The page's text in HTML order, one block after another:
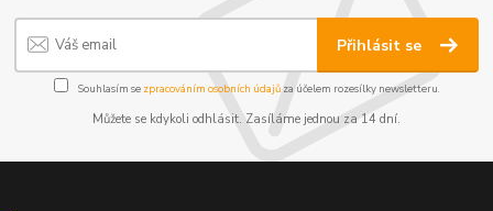
Přihlásit se
Souhlasím se zpracováním osobních údajůza účelem rozesílky newsletteru.
Můžete se kdykoli odhlásit. Zasíláme jednou za 14 dní.